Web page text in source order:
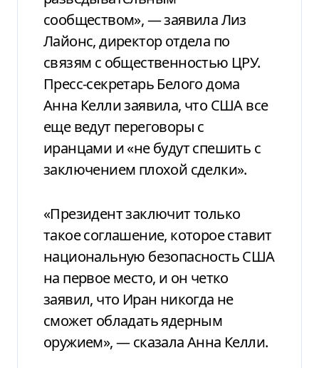
сообществом», — заявила Лиз
Лайонс, директор отдела по
связям с общественностью ЦРУ.
Пресс-секретарь Белого дома
Анна Келли заявила, что США все
еще ведут переговоры с
иранцами и «не будут спешить с
заключением плохой сделки».
«Президент заключит только
такое соглашение, которое ставит
национальную безопасность США
на первое место, и он четко
заявил, что Иран никогда не
сможет обладать ядерным
оружием», — сказала Анна Келли.